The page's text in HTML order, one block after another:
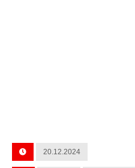
20.12.2024